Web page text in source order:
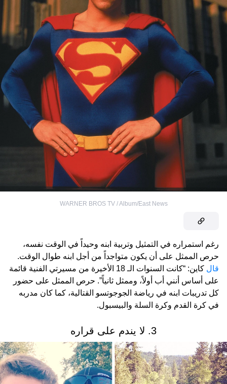
WARNER BROS TV / Album/East News
رغم استمراره في التمثيل وتربية ابنه وحيداً في الوقت نفسه،
حرص الممثل على أن يكون متواجداً من أجل ابنه طوال الوقت.
قال
كاين: “كانت السنوات الـ 18 الأخيرة من مسيرتي الفنية قائمة
على أساس أنني أب أولاً، وممثل ثانياً”. حرص الممثل على حضور
كل تدريبات ابنه في رياضة الجوجوتسو القتالية، كما كان مدربه
في كرة القدم وكرة السلة والبيسبول.
3. لا يندم على قراره